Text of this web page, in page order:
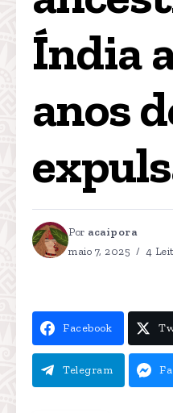
Índia
anos
Por acaipora
maio 7, 2025
4
Facebook
Telegram